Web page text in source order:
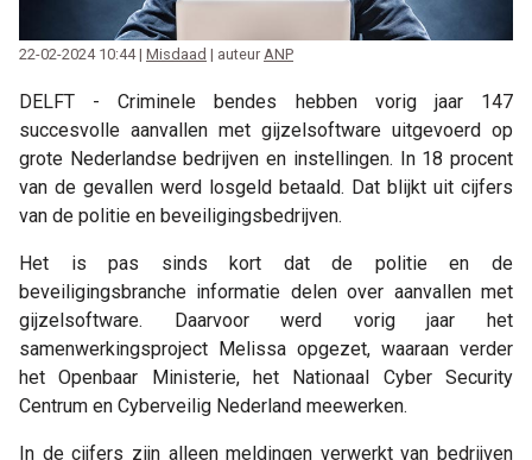
22-02-2024 10:44 | Misdaad | auteur ANP
DELFT - Criminele bendes hebben vorig jaar 147
succesvolle aanvallen met gijzelsoftware uitgevoerd op
grote Nederlandse bedrijven en instellingen. In 18 procent
van de gevallen werd losgeld betaald. Dat blijkt uit cijfers
van de politie en beveiligingsbedrijven.
Het is pas sinds kort dat de politie en de
beveiligingsbranche informatie delen over aanvallen met
gijzelsoftware. Daarvoor werd vorig jaar het
samenwerkingsproject Melissa opgezet, waaraan verder
het Openbaar Ministerie, het Nationaal Cyber Security
Centrum en Cyberveilig Nederland meewerken.
In de cijfers zijn alleen meldingen verwerkt van bedrijven